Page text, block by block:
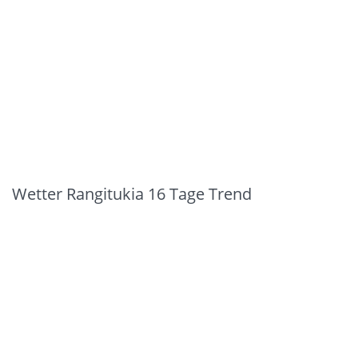
Wetter Rangitukia 16 Tage Trend